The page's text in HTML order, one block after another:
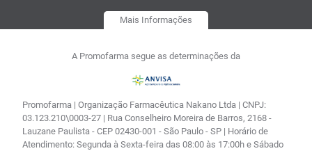
Mais Informações
A Promofarma segue as determinações da
Promofarma | Organização Farmacêutica Nakano Ltda | CNPJ:
03.123.210\0003-27 | Rua Conselheiro Moreira de Barros, 2168 -
Lauzane Paulista - CEP 02430-001 - São Paulo - SP | Horário de
Atendimento: Segunda à Sexta-feira das 08:00 às 17:00h e Sábado